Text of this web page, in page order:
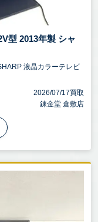
型 2013年製 シャ
液晶カラーテレビ
2026/07/17買取
錬金堂 倉敷店